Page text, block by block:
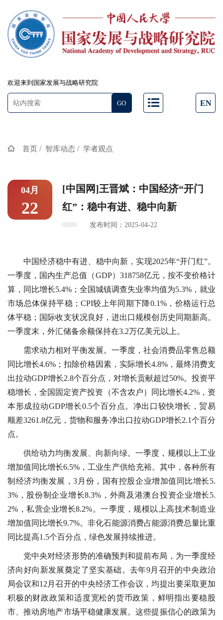
欢迎来到国家发展与战略研究院
EN
首页 / 智库动态 / 学者观点
04月
22
[中国网]王晋斌：中国经济“开门
红”：稳中有进、稳中向新
发布时间：2025-04-22
中国经济稳中有进、稳中向新，实现2025年“开门红”。
一季度，国内生产总值（GDP）318758亿元，按不变价格计
算，同比增长5.4%；全国城镇调查失业率均值为5.3%，就业
市场总体保持平稳；CPI较上年同期下降0.1%，价格运行总
体平稳；国际收支状况良好，进出口规模创历史同期新高。
一季度末，外汇储备余额保持在3.2万亿美元以上。
需求动力相对平衡发展。一季度，社会消费品零售总额
同比增长4.6%；扣除价格因素，实际增长4.8%，最终消费支
出拉动GDP增长2.8个百分点，对增长贡献超过50%。投资平
稳增长，全国固定资产投资（不含农户）同比增长4.2%，资
本形成拉动GDP增长0.5个百分点。净出口较快增长，贸易
顺差3261.8亿元，货物和服务净出口拉动GDP增长2.1个百分
点。
供给动力均衡发展、向新向绿。一季度，规模以上工业
增加值同比增长6.5%，工业生产供给充裕。其中，各种所有
制经济均衡发展，3月份，国有控股企业增加值同比增长5.
3%，股份制企业增长8.3%，外商及港澳台投资企业增长5.
2%，私营企业增长8.2%。一季度，规模以上高技术制造业
增加值同比增长9.7%。非化石能源消费占能源消费总量比重
同比提高1.5个百分点，绿色发展持续推进。
党中央对经济形势的准确预判和提前布局，为一季度经
济向好向新发展奠定了坚实基础。去年9月召开的中央政治
局会议和12月召开的中央经济工作会议，均提出要采取更加
积极的财政政策和适度宽松的货币政策，鲜明指出要稳股
市、推动房地产市场平稳健康发展。这些提振信心的政策为